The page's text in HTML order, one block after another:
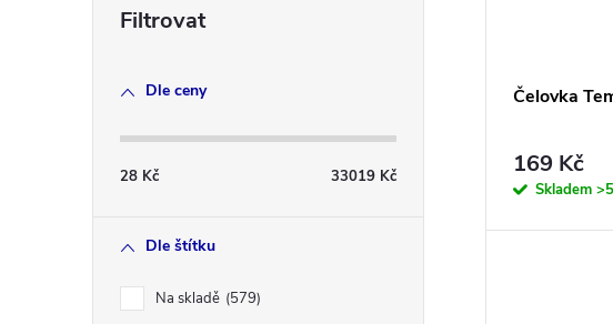
Dle ceny
28 Kč 33019 Kč
Dle štítku
Na skladě 579
Čelovka
169 Kč
Skladem